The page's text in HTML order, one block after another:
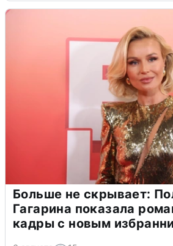
Больше не скрывает:
Гагарина показала
кадры с новым